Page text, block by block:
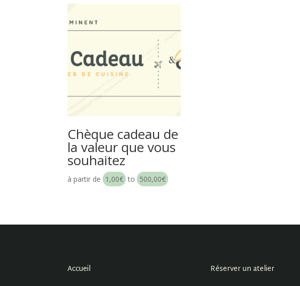
Chèque cadeau de
la valeur que vous
souhaitez
à partir de 1,00€ to 500,00€
Accueil
Réserver un atelier